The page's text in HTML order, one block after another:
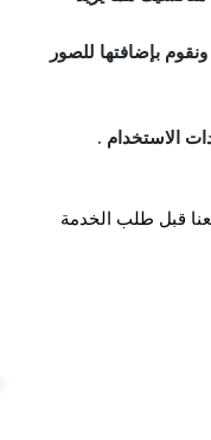
بإضافتها للصور
الاستخدام .
قبل طلب الخدمة